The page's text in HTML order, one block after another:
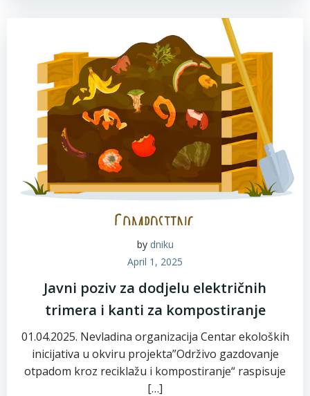
by dniku
April 1, 2025
Javni poziv za dodjelu električnih
trimera i kanti za kompostiranje
01.04.2025. Nevladina organizacija Centar ekoloških
inicijativa u okviru projekta”Održivo gazdovanje
otpadom kroz reciklažu i kompostiranje“ raspisuje
[…]